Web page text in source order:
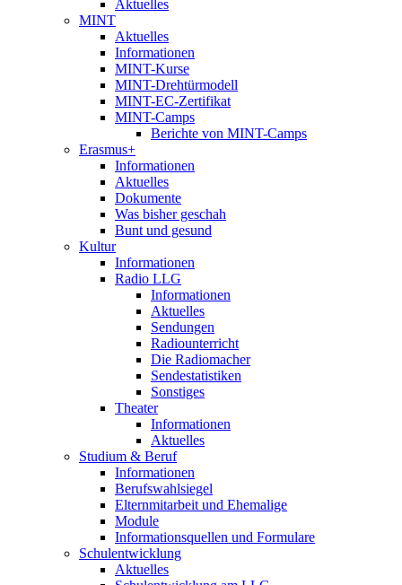
Aktuelles
MINT
Aktuelles
Informationen
MINT-Kurse
MINT-Drehtürmodell
MINT-EC-Zertifikat
MINT-Camps
Berichte von MINT-Camps
Erasmus+
Informationen
Aktuelles
Dokumente
Was bisher geschah
Bunt und gesund
Kultur
Informationen
Radio LLG
Informationen
Aktuelles
Sendungen
Radiounterricht
Die Radiomacher
Sendestatistiken
Sonstiges
Theater
Informationen
Aktuelles
Studium & Beruf
Informationen
Berufswahlsiegel
Elternmitarbeit und Ehemalige
Module
Informationsquellen und Formulare
Schulentwicklung
Aktuelles